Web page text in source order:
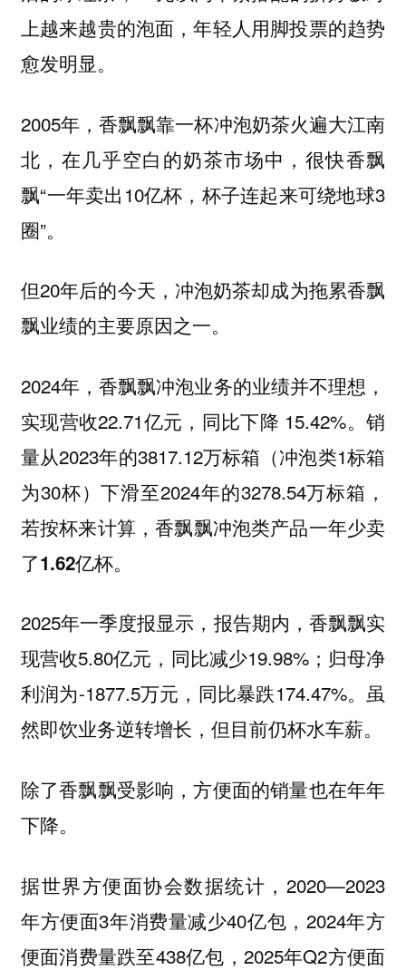
上越来越贵的泡面，年轻人用脚投票的趋势
愈发明显。
2005年，香飘飘靠一杯冲泡奶茶火遍大江南
北，在几乎空白的奶茶市场中，很快香飘
飘“一年卖出10亿杯，杯子连起来可绕地球3
圈”。
但20年后的今天，冲泡奶茶却成为拖累香飘
飘业绩的主要原因之一。
2024年，香飘飘冲泡业务的业绩并不理想，
实现营收22.71亿元，同比下降 15.42%。销
量从2023年的3817.12万标箱（冲泡类1标箱
为30杯）下滑至2024年的3278.54万标箱，
若按杯来计算，香飘飘冲泡类产品一年少卖
了1.62亿杯。
2025年一季度报显示，报告期内，香飘飘实
现营收5.80亿元，同比减少19.98%；归母净
利润为-1877.5万元，同比暴跌174.47%。虽
然即饮业务逆转增长，但目前仍杯水车薪。
除了香飘飘受影响，方便面的销量也在年年
下降。
据世界方便面协会数据统计，2020—2023
年方便面3年消费量减少40亿包，2024年方
便面消费量跌至438亿包，2025年Q2方便面